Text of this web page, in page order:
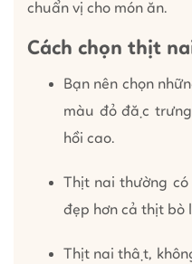
chuẩn vị cho món ăn.
Cách chọn thịt
Bạn nên chọn
màu đỏ đặc
hồi cao.
Thịt nai thường
đẹp hơn cả thịt bò
Thịt nai thật,